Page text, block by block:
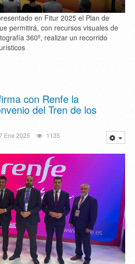
en Fitur 2025 el Plan de
permitirá, con recursos visuales de
360º, realizar un recorrido
con Renfe la
del Tren de los
Ene 2025 1135